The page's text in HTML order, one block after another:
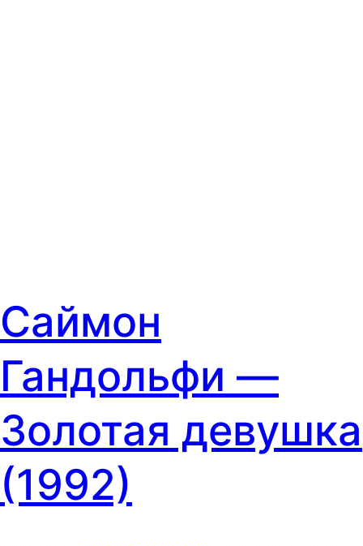
Саймон
Гандольфи —
Золотая девушка
(1992)